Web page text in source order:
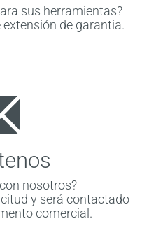
sus herramientas?
de garantia.
nosotros?
y será contactado
comercial.